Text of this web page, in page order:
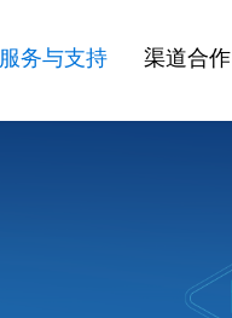
服务与支持 渠道合作